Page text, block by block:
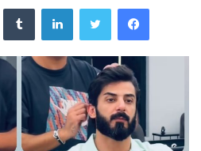
فيسبوك تويتر لينكدإن